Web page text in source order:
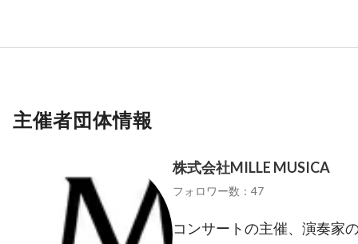
主催者団体情報
株式会社MILLE MUSICA
フォロワー数：47
コンサートの主催、演奏家